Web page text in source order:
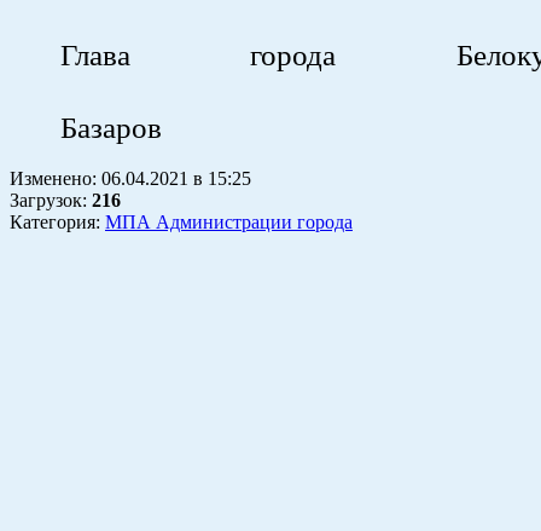
Глава города
Базаров
Изменено: 06.04.2021 в 15:25
Загрузок: 216
Категория: МПА Администрации города